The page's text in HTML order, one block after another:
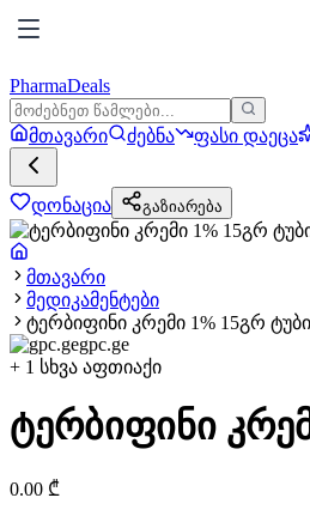
PharmaDeals
მთავარი ძებნა ფასი დაეცა
დონაცია გაზიარება
მთავარი
მედიკამენტები
ტერბიფინი კრემი 1% 15გრ ტუბი
gpc.ge
+ 1 სხვა აფთიაქი
ტერბიფინი
0.00 ₾